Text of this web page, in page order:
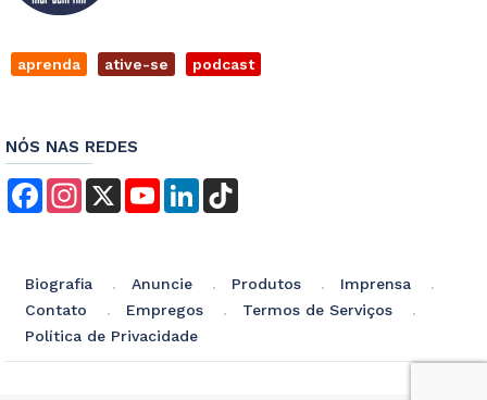
aprenda ative-se podcast
NÓS NAS REDES
FacebookInstagram
X YouTubeLinkedIn
Biografia Anuncie Produtos
Imprensa
Contato
Empregos
Termos de Serviços
Política de Privacidade